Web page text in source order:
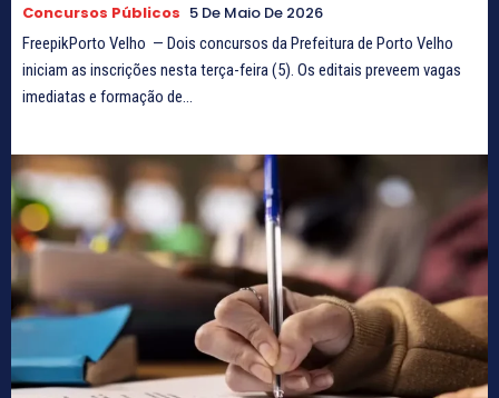
Concursos Públicos 5 De Maio De 2026
FreepikPorto Velho — Dois concursos da Prefeitura de Porto Velho
iniciam as inscrições nesta terça-feira (5). Os editais preveem vagas
imediatas e formação de...